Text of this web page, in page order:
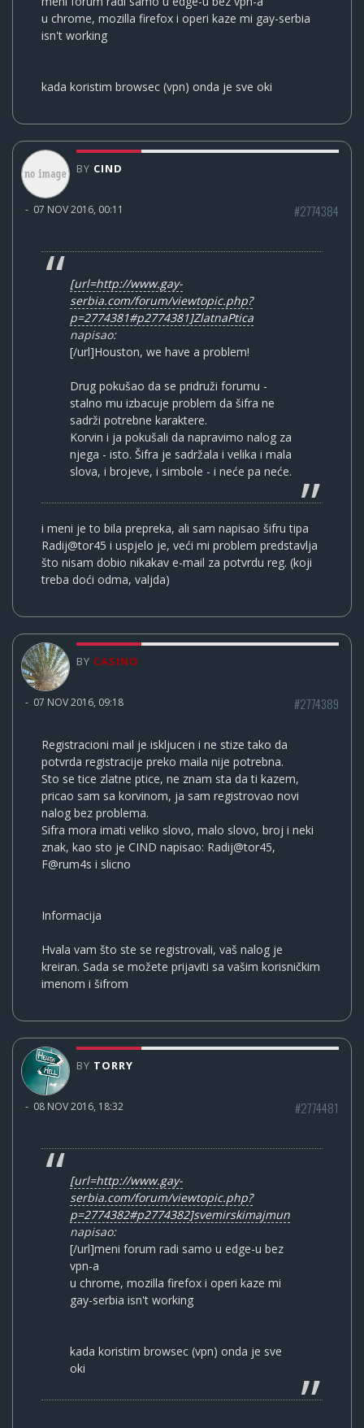
u chrome, mozilla firefox i operi kaze mi gay-serbia
isn't working
kada koristim browsec (vpn) onda je sve oki
BY CIND
- 07 NOV 2016, 00:11 #2774384
[url=http://www.gay-
serbia.com/forum/viewtopic.php?
p=2774381#p2774381]ZlatnaPtica
napisao:
[/url]Houston, we have a problem!
Drug pokušao da se pridruži forumu -
stalno mu izbacuje problem da šifra ne
sadrži potrebne karaktere.
Korvin i ja pokušali da napravimo nalog za
njega - isto. Šifra je sadržala i velika i mala
slova, i brojeve, i simbole - i neće pa neće.
i meni je to bila prepreka, ali sam napisao šifru tipa
Radij@tor45 i uspjelo je, veći mi problem predstavlja
što nisam dobio nikakav e-mail za potvrdu reg. (koji
treba doći odma, valjda)
BY CASINO
- 07 NOV 2016, 09:18 #2774389
Registracioni mail je iskljucen i ne stize tako da
potvrda registracije preko maila nije potrebna.
Sto se tice zlatne ptice, ne znam sta da ti kazem,
pricao sam sa korvinom, ja sam registrovao novi
nalog bez problema.
Sifra mora imati veliko slovo, malo slovo, broj i neki
znak, kao sto je CIND napisao: Radij@tor45,
F@rum4s i slicno
Informacija
Hvala vam što ste se registrovali, vaš nalog je
kreiran. Sada se možete prijaviti sa vašim korisničkim
imenom i šifrom
BY TORRY
- 08 NOV 2016, 18:32 #2774481
[url=http://www.gay-
serbia.com/forum/viewtopic.php?
p=2774382#p2774382]svemirskimajmun
napisao:
[/url]meni forum radi samo u edge-u bez
vpn-a
u chrome, mozilla firefox i operi kaze mi
gay-serbia isn't working
kada koristim browsec (vpn) onda je sve
oki